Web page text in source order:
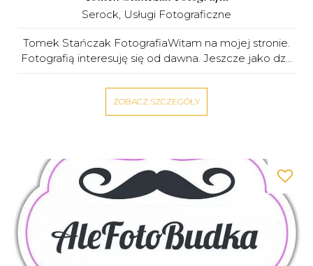
Serock, Usługi Fotograficzne
Tomek Stańczak FotografiaWitam na mojej stronie.
Fotografią interesuję się od dawna. Jeszcze jako dz...
ZOBACZ SZCZEGÓŁY